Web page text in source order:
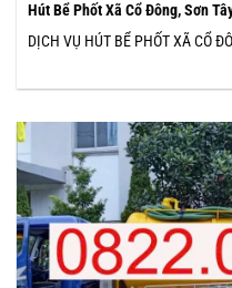
Hút Bể Phốt Xã Cổ Đông, Sơn
DỊCH VỤ HÚT BỂ PHỐT XÃ CỔ